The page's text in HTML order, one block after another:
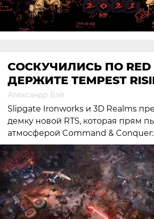
СОСКУЧИЛИСЬ ПО RED
ДЕРЖИТЕ TEMPEST
Александр Бэй
Slipgate Ironworks и 3D Realms
демку новой RTS, которая прям
атмосферой Command &